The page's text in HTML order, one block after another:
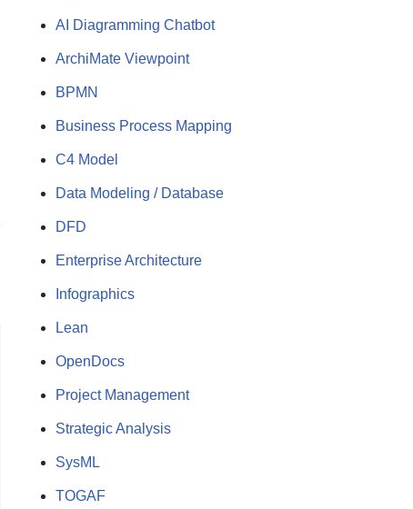
AI Diagramming Chatbot
ArchiMate Viewpoint
BPMN
Business Process Mapping
C4 Model
Data Modeling / Database
DFD
Enterprise Architecture
Infographics
Lean
OpenDocs
Project Management
Strategic Analysis
SysML
TOGAF